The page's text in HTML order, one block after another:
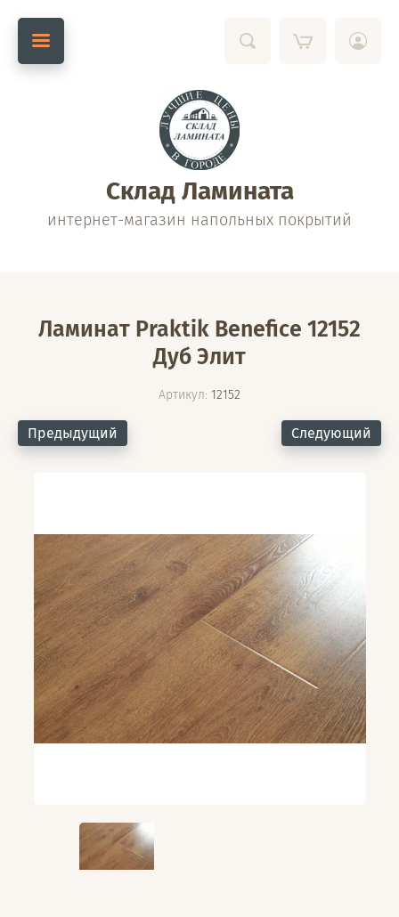
Склад Ламината
интернет-магазин напольных покрытий
Ламинат Praktik Benefice 12152
Дуб Элит
Артикул: 12152
Предыдущий Следующий